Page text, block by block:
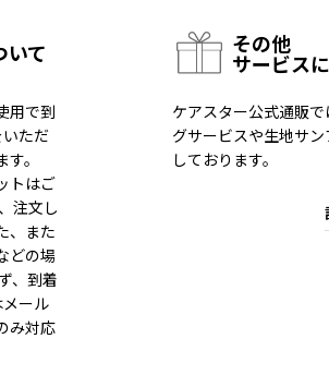
いて
用で到
ただ
。
トはご
注文し
、また
どの場
、到着
ール
み対応
その他
サービス
ケアスター公式通販
グサービスや生地サ
しております。